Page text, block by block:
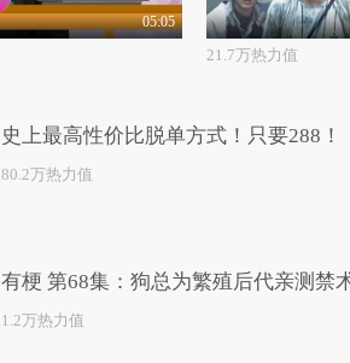
05:05
21.7万热力值
史上最高性价比脱单方式！只要288！
80.2万热力值
有梗 第68集：狗总为繁殖后代亲测禁
1.2万热力值